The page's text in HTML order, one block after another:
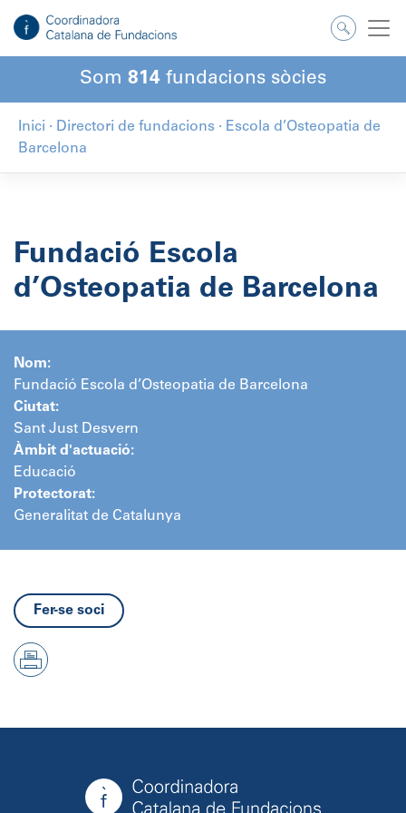
contingut
Som 814 fundacions sòcies
Inici · Directori de fundacions · Escola d’Osteopatia de
Barcelona
Fundació Escola
d’Osteopatia de Barcelona
Nom:
Fundació Escola d’Osteopatia de Barcelona
Ciutat:
Sant Just Desvern
Àmbit d'actuació:
Educació
Protectorat:
Generalitat de Catalunya
Fer-se soci